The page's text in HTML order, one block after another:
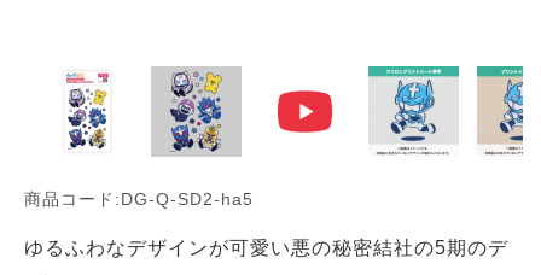
商品コード:DG-Q-SD2-ha5
ゆるふわなデザインが可愛い悪の秘密結社の5期のデ